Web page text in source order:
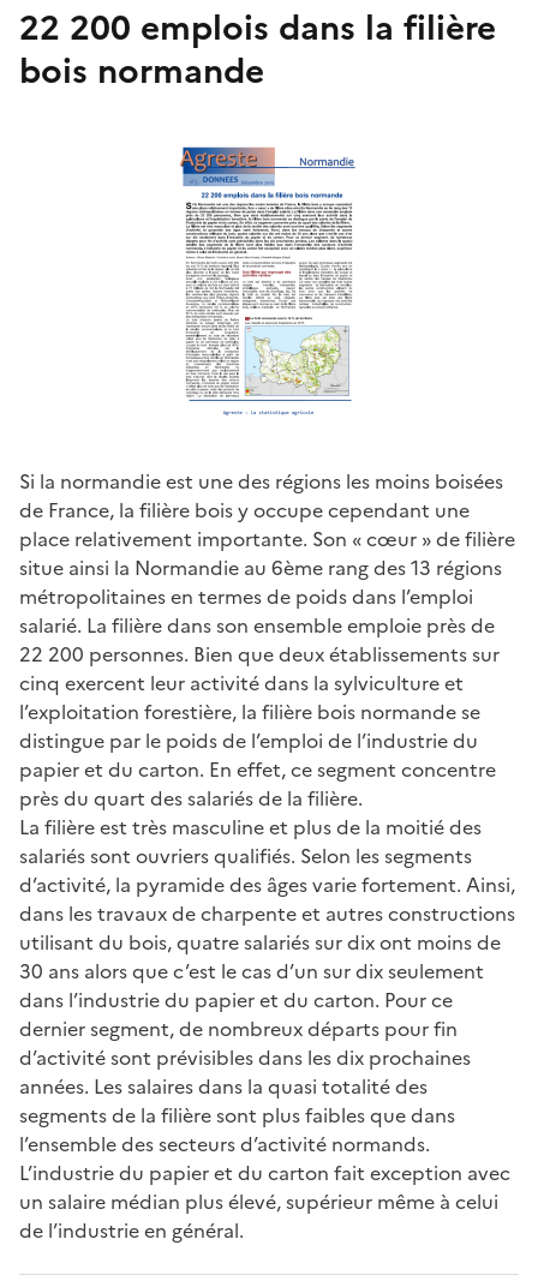
22 200 emplois dans la filière
bois normande
Si la normandie est une des régions les moins boisées
de France, la filière bois y occupe cependant une
place relativement importante. Son « cœur » de filière
situe ainsi la Normandie au 6ème rang des 13 régions
métropolitaines en termes de poids dans l’emploi
salarié. La filière dans son ensemble emploie près de
22 200 personnes. Bien que deux établissements sur
cinq exercent leur activité dans la sylviculture et
l’exploitation forestière, la filière bois normande se
distingue par le poids de l’emploi de l’industrie du
papier et du carton. En effet, ce segment concentre
près du quart des salariés de la filière.
La filière est très masculine et plus de la moitié des
salariés sont ouvriers qualifiés. Selon les segments
d’activité, la pyramide des âges varie fortement. Ainsi,
dans les travaux de charpente et autres constructions
utilisant du bois, quatre salariés sur dix ont moins de
30 ans alors que c’est le cas d’un sur dix seulement
dans l’industrie du papier et du carton. Pour ce
dernier segment, de nombreux départs pour fin
d’activité sont prévisibles dans les dix prochaines
années. Les salaires dans la quasi totalité des
segments de la filière sont plus faibles que dans
l’ensemble des secteurs d’activité normands.
L’industrie du papier et du carton fait exception avec
un salaire médian plus élevé, supérieur même à celui
de l’industrie en général.